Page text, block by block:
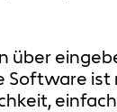
über